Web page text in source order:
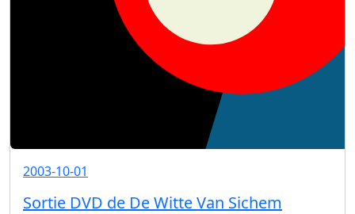
2003-10-01
Sortie DVD de De Witte Van Sichem